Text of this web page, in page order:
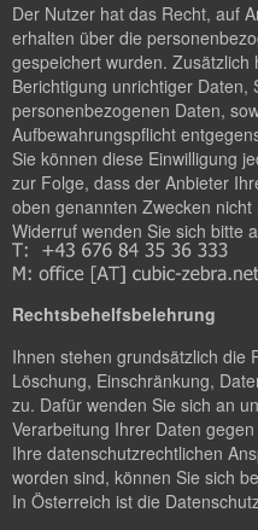
Der Nutzer hat das Recht, auf
erhalten über die
gespeichert wurden.
Berichtigung unrichtiger
personenbezogenen Daten,
Aufbewahrungspflicht
Sie können diese Einwilligung
zur Folge, dass der Anbieter
oben genannten Zwecken
Widerruf wenden Sie sich bitte
Rechtsbehelfsbelehrung
Ihnen stehen grundsätzlich die
Löschung, Einschränkung,
zu. Dafür wenden Sie sich an
Verarbeitung Ihrer Daten
Ihre datenschutzrechtlichen
worden sind, können Sie sich
In Österreich ist die